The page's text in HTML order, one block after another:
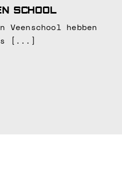
school
Veenschool hebben
[...]